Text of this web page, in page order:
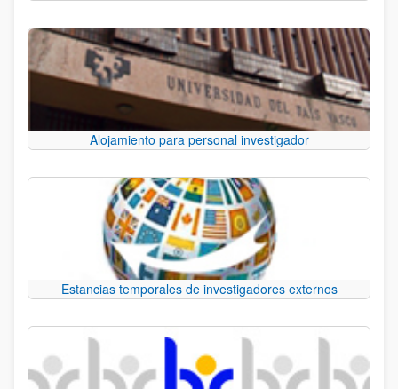
Alojamiento para personal investigador
Estancias temporales de investigadores externos